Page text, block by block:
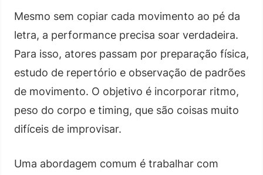
Mesmo sem copiar cada movimento ao pé da
letra, a performance precisa soar verdadeira.
Para isso, atores passam por preparação física,
estudo de repertório e observação de padrões
de movimento. O objetivo é incorporar ritmo,
peso do corpo e timing, que são coisas muito
difíceis de improvisar.
Uma abordagem comum é trabalhar com